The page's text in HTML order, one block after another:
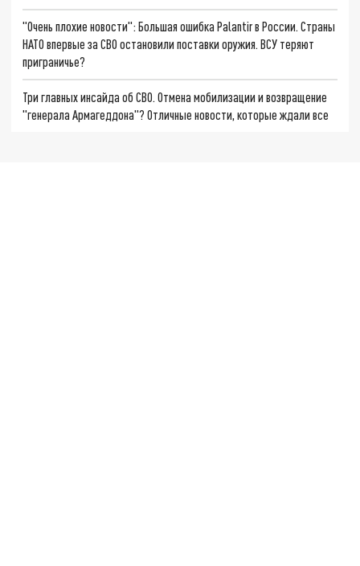
"Очень плохие новости": Большая ошибка Palantir в России. Страны
НАТО впервые за СВО остановили поставки оружия. ВСУ теряют
приграничье?
Три главных инсайда об СВО. Отмена мобилизации и возвращение
"генерала Армагеддона"? Отличные новости, которые ждали все